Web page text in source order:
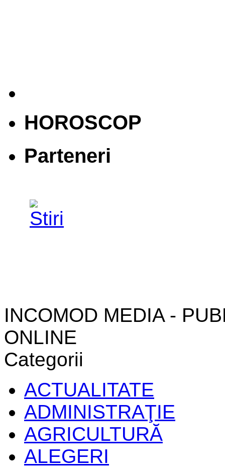
HOROSCOP
Parteneri
INCOMOD MEDIA -
ONLINE
Categorii
ACTUALITATE
ADMINISTRAŢIE
AGRICULTURĂ
ALEGERI